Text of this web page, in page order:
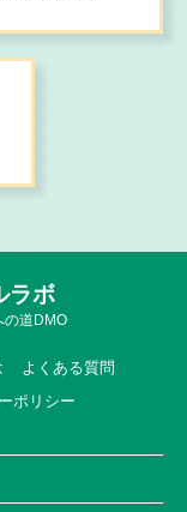
ラボ
の道DMO
よくある質問
ポリシー